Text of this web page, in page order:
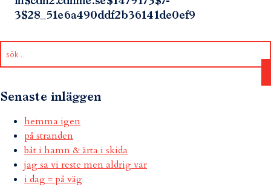
3$28_51e6a490ddf2b36141de0ef9
Senaste inläggen
hemma igen
på stranden
båt i hamn & ärta i skida
jag sa vi reste men aldrig var
i dag = på väg